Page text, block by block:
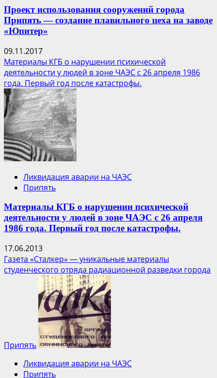
Проект использования сооружений города
Припять — создание плавильного цеха на заводе
«Юпитер»
09.11.2017
Материалы КГБ о нарушении психической
деятельности у людей в зоне ЧАЭС с 26 апреля 1986
года. Первый год после катастрофы.
Ликвидация аварии на ЧАЭС
Припять
Материалы КГБ о нарушении психической
деятельности у людей в зоне ЧАЭС с 26 апреля
1986 года. Первый год после катастрофы.
17.06.2013
Газета «Сталкер» — уникальные материалы
студенческого отряда радиационной разведки города
Припять
Ликвидация аварии на ЧАЭС
Припять